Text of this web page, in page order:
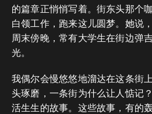
的篇章正悄悄写着。街东头那个
白领工作，跑来这儿圆梦。她说
周末傍晚，常有大学生在街边弹
光。
我偶尔会慢悠悠地溜达在这条街
头琢磨，一条街为什么让人惦记
活生生的故事。这些故事，有的